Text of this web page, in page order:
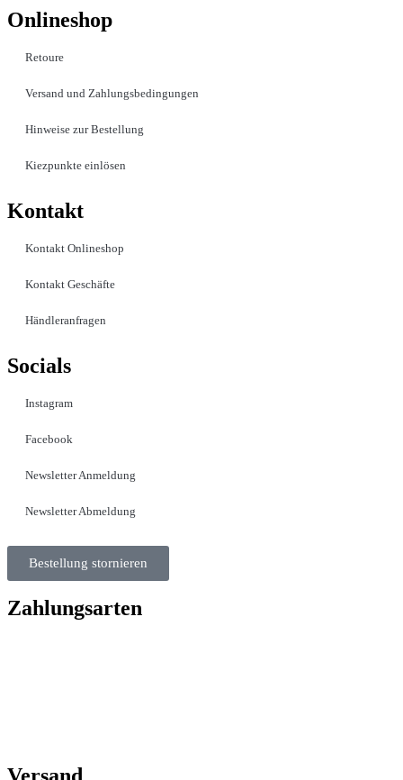
Onlineshop
Retoure
Versand und Zahlungsbedingungen
Hinweise zur Bestellung
Kiezpunkte einlösen
Kontakt​
Kontakt Onlineshop
Kontakt Geschäfte
Händleranfragen
Socials
Instagram
Facebook
Newsletter Anmeldung
Newsletter Abmeldung
Bestellung stornieren
Zahlungsarten
Versand